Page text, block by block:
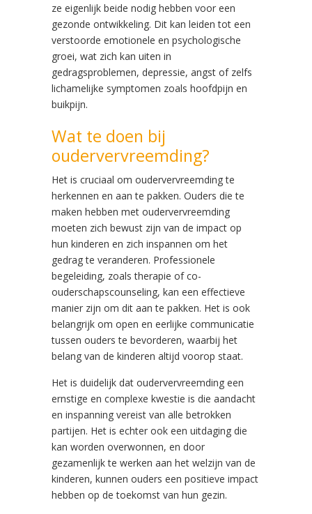
ze eigenlijk beide nodig hebben voor een
gezonde ontwikkeling. Dit kan leiden tot een
verstoorde emotionele en psychologische
groei, wat zich kan uiten in
gedragsproblemen, depressie, angst of zelfs
lichamelijke symptomen zoals hoofdpijn en
buikpijn.
Wat te doen bij
oudervervreemding?
Het is cruciaal om oudervervreemding te
herkennen en aan te pakken. Ouders die te
maken hebben met oudervervreemding
moeten zich bewust zijn van de impact op
hun kinderen en zich inspannen om het
gedrag te veranderen. Professionele
begeleiding, zoals therapie of co-
ouderschapscounseling, kan een effectieve
manier zijn om dit aan te pakken. Het is ook
belangrijk om open en eerlijke communicatie
tussen ouders te bevorderen, waarbij het
belang van de kinderen altijd voorop staat.
Het is duidelijk dat oudervervreemding een
ernstige en complexe kwestie is die aandacht
en inspanning vereist van alle betrokken
partijen. Het is echter ook een uitdaging die
kan worden overwonnen, en door
gezamenlijk te werken aan het welzijn van de
kinderen, kunnen ouders een positieve impact
hebben op de toekomst van hun gezin.